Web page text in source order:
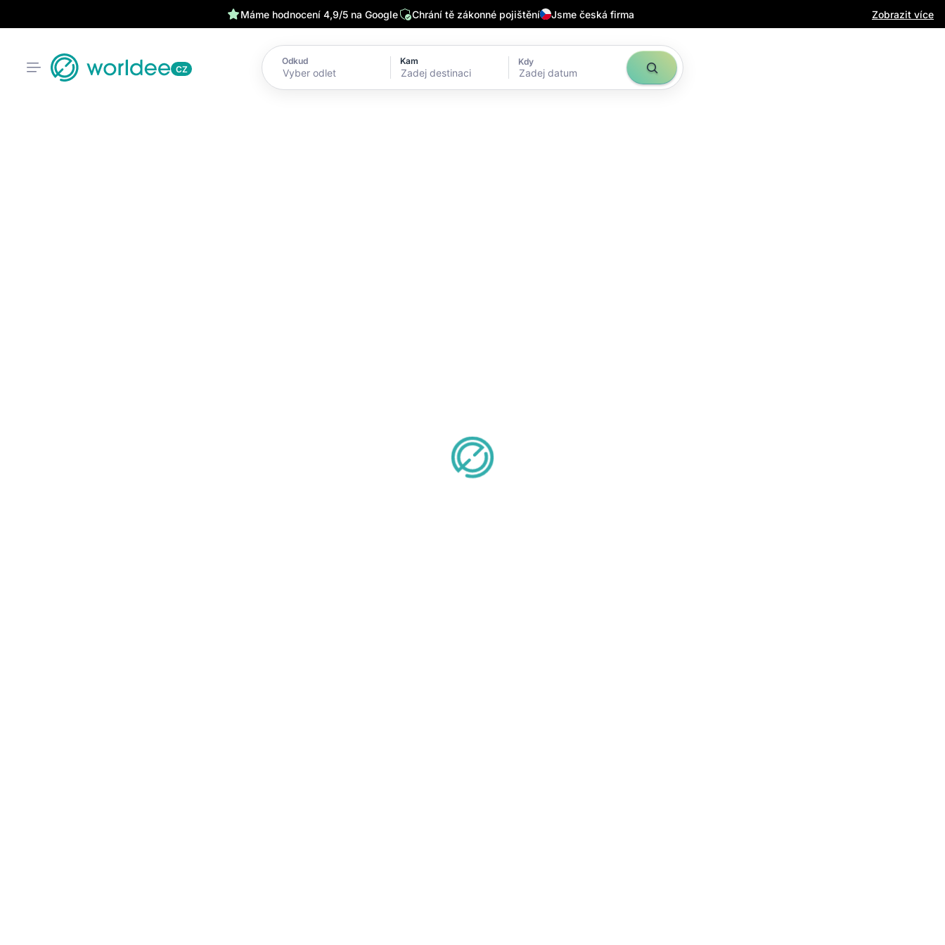
Máme hodnocení 4,9/5 na Google Chrání tě zákonné pojištění Jsme česká firma Zobrazit více
CZ
Odkud Kam Kdy
Zadej datum